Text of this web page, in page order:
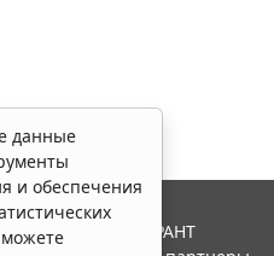
данные
и обеспечения
Система ГАРАНТ